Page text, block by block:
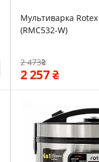
Мультиварка
(RMC532-W)
2 473
2 257